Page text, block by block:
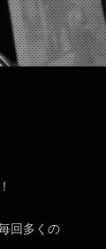
回多くの